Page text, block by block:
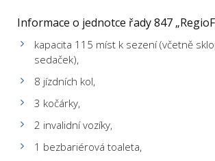
Informace o jednotce řady 847
kapacita 115 míst k sezení (včetně
sedaček),
8 jízdních kol,
3 kočárky,
2 invalidní vozíky,
1 bezbariérová toaleta,